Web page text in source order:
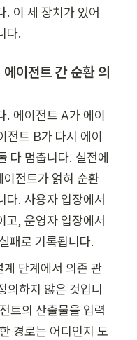
. 이 세 장치가 있어
다.
이전트 간 순환 의
. 에이전트 A가 에이
전트 B가 다시 에이
다 멈춥니다. 실전에
전트가 얽혀 순환
다. 사용자 입장에서
고, 운영자 입장에서
패로 기록됩니다.
단계에서 의존 관
하지 않은 것입니
트의 산출물을 입력
경로는 어디인지 도